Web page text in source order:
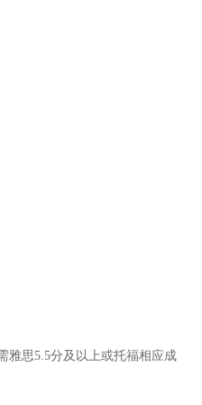
雅思5.5分及以上或托福相应成